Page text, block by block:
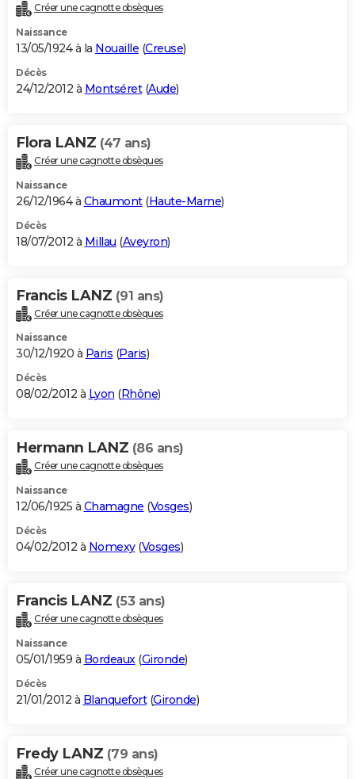
Créer une cagnotte obsèques
Naissance
13/05/1924 à la Nouaille (Creuse)
Décès
24/12/2012 à Montséret(Aude)
Flora LANZ (47 ans)
Créer une cagnotte obsèques
Naissance
26/12/1964 à Chaumont(Haute-Marne)
Décès
18/07/2012 à Millau (Aveyron)
Francis LANZ (91 ans)
Créer une cagnotte obsèques
Naissance
30/12/1920 à Paris (Paris)
Décès
08/02/2012 à Lyon (Rhône)
Hermann LANZ (86 ans)
Créer une cagnotte obsèques
Naissance
12/06/1925 à Chamagne (Vosges)
Décès
04/02/2012 à Nomexy(Vosges)
Francis LANZ (53 ans)
Créer une cagnotte obsèques
Naissance
05/01/1959 à Bordeaux(Gironde)
Décès
21/01/2012 à Blanquefort(Gironde)
Fredy LANZ (79 ans)
Créer une cagnotte obsèques